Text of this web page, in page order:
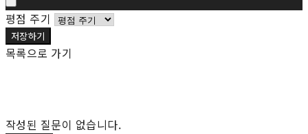
평점 주기
저장하기
목록으로 가기
작성된 질문이 없습니다.